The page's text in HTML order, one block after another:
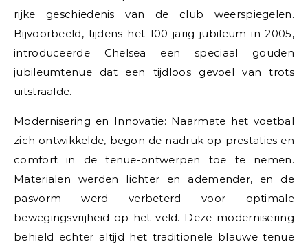
rijke geschiedenis van de club weerspiegelen.
Bijvoorbeeld, tijdens het 100-jarig jubileum in 2005,
introduceerde Chelsea een speciaal gouden
jubileumtenue dat een tijdloos gevoel van trots
uitstraalde.
Modernisering en Innovatie: Naarmate het voetbal
zich ontwikkelde, begon de nadruk op prestaties en
comfort in de tenue-ontwerpen toe te nemen.
Materialen werden lichter en ademender, en de
pasvorm werd verbeterd voor optimale
bewegingsvrijheid op het veld. Deze modernisering
behield echter altijd het traditionele blauwe tenue